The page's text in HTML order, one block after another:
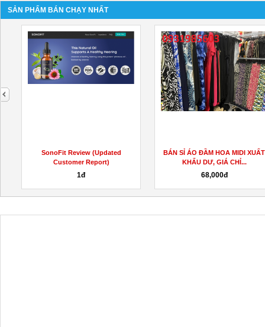
SẢN PHẨM BÁN CHẠY NHẤT
SonoFit Review (Updated
Customer Report)
1đ
BÁN SỈ ÁO ĐẦM HOA MIDI XUẤT
KHẨU DƯ, GIÁ CHỈ...
68,000đ